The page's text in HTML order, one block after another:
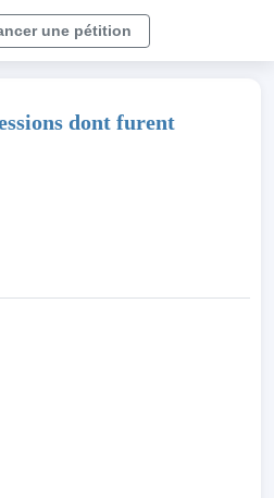
une pétition
dont furent